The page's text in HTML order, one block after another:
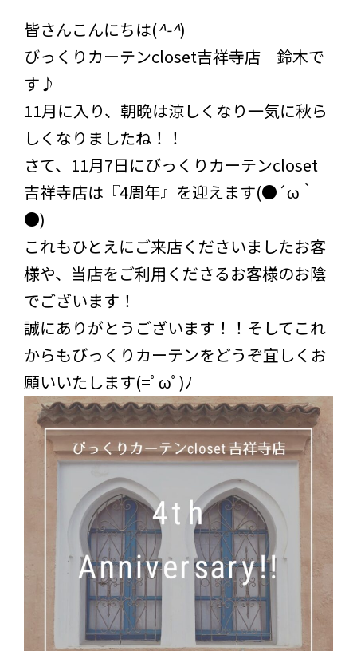
皆さんこんにちは(^-^)
びっくりカーテンcloset吉祥寺店 鈴木で
す♪
11月に入り、朝晩は涼しくなり一気に秋ら
しくなりましたね！！
さて、11月7日にびっくりカーテンcloset
吉祥寺店は『4周年』を迎えます(●´ω｀
●)
これもひとえにご来店くださいましたお客
様や、当店をご利用くださるお客様のお陰
でございます！
誠にありがとうございます！！そしてこれ
からもびっくりカーテンをどうぞ宜しくお
願いいたします(=ﾟωﾟ)ﾉ